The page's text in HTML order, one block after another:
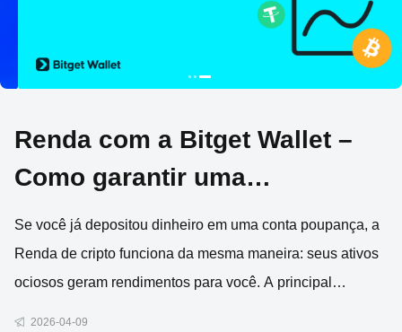
Renda com a Bitget Wallet –
Como garantir uma
rentabilidade de 2% a 6% a.a.
nas suas cripto
Se você já depositou dinheiro em uma conta poupança, a
Renda de cripto funciona da mesma maneira: seus ativos
ociosos geram rendimentos para você. A principal
2026-04-09